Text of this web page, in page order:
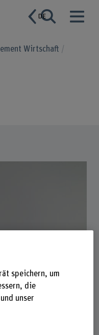
DE
Wirtschaft
speichern, um
die
unser